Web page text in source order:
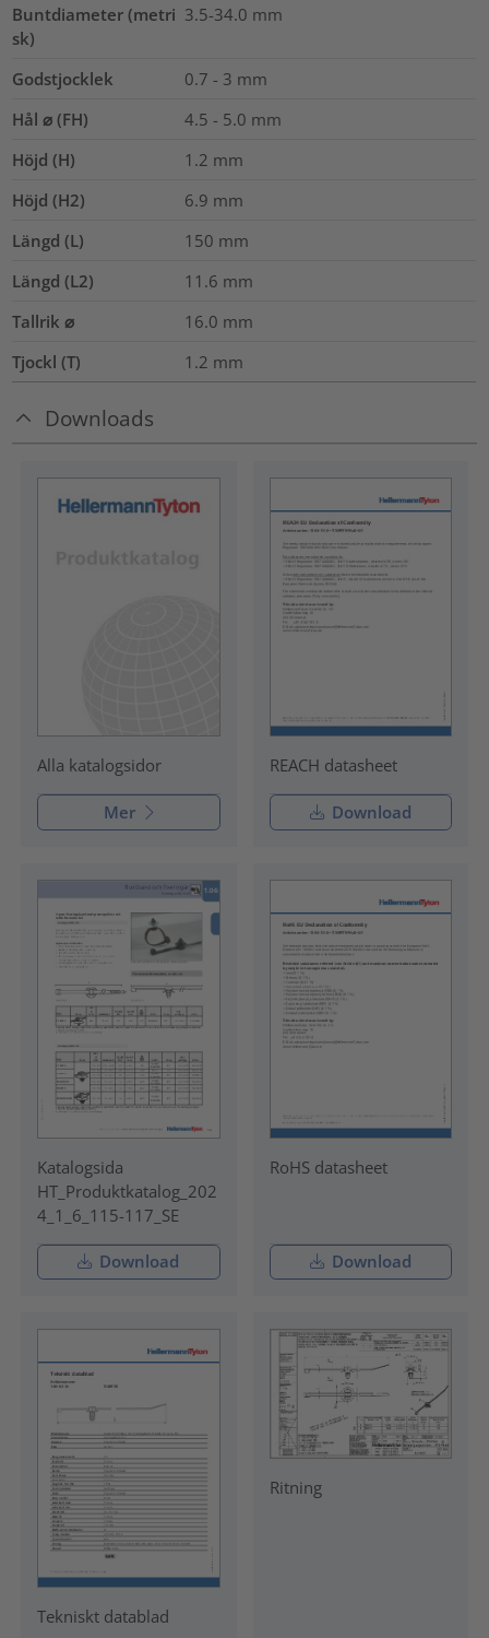
Buntdiameter (metri
sk)
3.5-34.0 mm
Godstjocklek
0.7 - 3 mm
Hål ⌀ (FH)
4.5 - 5.0 mm
Höjd (H)
1.2 mm
Höjd (H2)
6.9 mm
Längd (L)
150 mm
Längd (L2)
11.6 mm
Tallrik ⌀
16.0 mm
Tjockl (T)
1.2 mm
Downloads
Alla katalogsidor
Mer
REACH datasheet
Download
Katalogsida
HT_Produktkatalog_202
4_1_6_115-117_SE
Download
RoHS datasheet
Download
Tekniskt datablad
Ritning